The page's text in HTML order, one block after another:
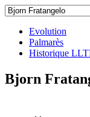
Evolution
Palmarès
Historique
Bjorn